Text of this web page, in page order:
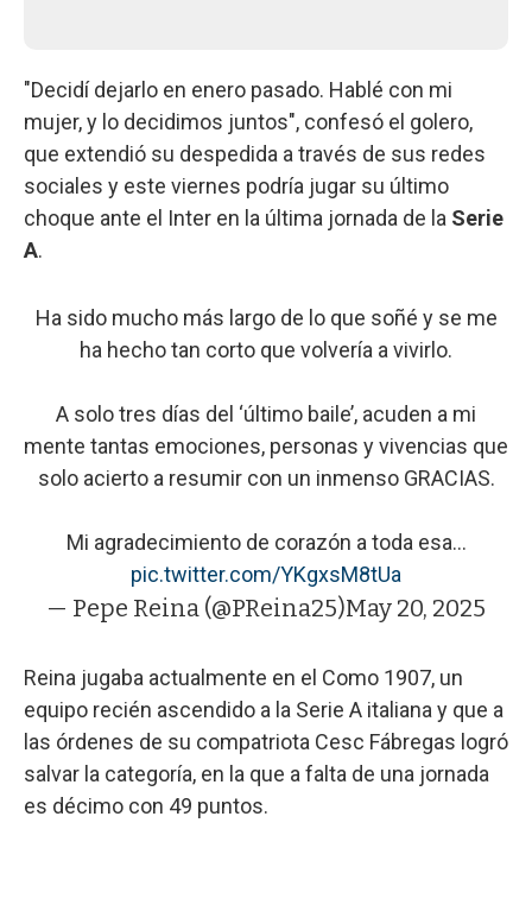
"Decidí dejarlo en enero pasado. Hablé con mi
mujer, y lo decidimos juntos", confesó el golero,
que extendió su despedida a través de sus redes
sociales y este viernes podría jugar su último
choque ante el Inter en la última jornada de la Serie
A.
Ha sido mucho más largo de lo que soñé y se me
ha hecho tan corto que volvería a vivirlo.
A solo tres días del ‘último baile’, acuden a mi
mente tantas emociones, personas y vivencias que
solo acierto a resumir con un inmenso GRACIAS.
Mi agradecimiento de corazón a toda esa…
pic.twitter.com/YKgxsM8tUa
— Pepe Reina (@PReina25)May 20, 2025
Reina jugaba actualmente en el Como 1907, un
equipo recién ascendido a la Serie A italiana y que a
las órdenes de su compatriota Cesc Fábregas logró
salvar la categoría, en la que a falta de una jornada
es décimo con 49 puntos.